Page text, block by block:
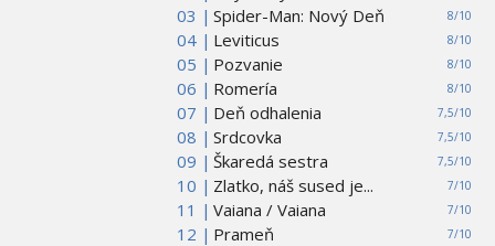
03 |
8/10
Spider-Man: Nový Deň
04 |
8/10
Leviticus
05 |
8/10
Pozvanie
06 |
8/10
Romería
07 |
7,5/10
Deň odhalenia
08 |
7,5/10
Srdcovka
09 |
7,5/10
Škaredá sestra
10 |
7/10
Zlatko, náš sused je...
11 |
7/10
Vaiana / Vaiana
12 |
7/10
Prameň